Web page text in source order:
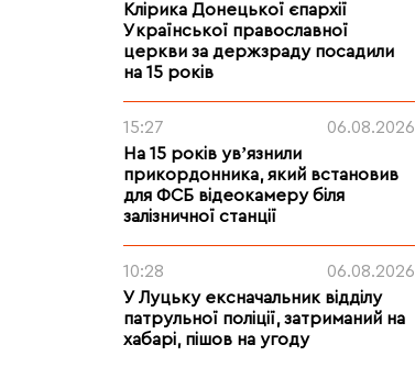
Клірика Донецької єпархії
Української православної
церкви за держзраду посадили
на 15 років
15:27
06.08.2026
На 15 років увʼязнили
прикордонника, який встановив
для ФСБ відеокамеру біля
залізничної станції
10:28
06.08.2026
У Луцьку ексначальник відділу
патрульної поліції, затриманий на
хабарі, пішов на угоду